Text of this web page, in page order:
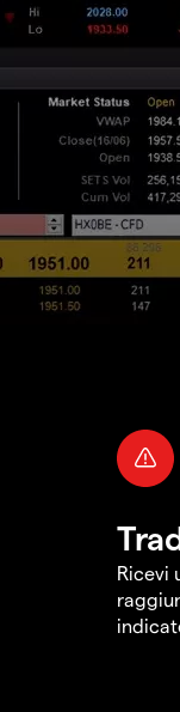
Ricevi